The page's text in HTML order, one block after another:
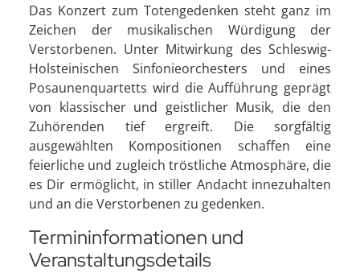
Das Konzert zum Totengedenken steht ganz im
Zeichen der musikalischen Würdigung der
Verstorbenen. Unter Mitwirkung des Schleswig-
Holsteinischen Sinfonieorchesters und eines
Posaunenquartetts wird die Aufführung geprägt
von klassischer und geistlicher Musik, die den
Zuhörenden tief ergreift. Die sorgfältig
ausgewählten Kompositionen schaffen eine
feierliche und zugleich tröstliche Atmosphäre, die
es Dir ermöglicht, in stiller Andacht innezuhalten
und an die Verstorbenen zu gedenken.
Termininformationen und
Veranstaltungsdetails